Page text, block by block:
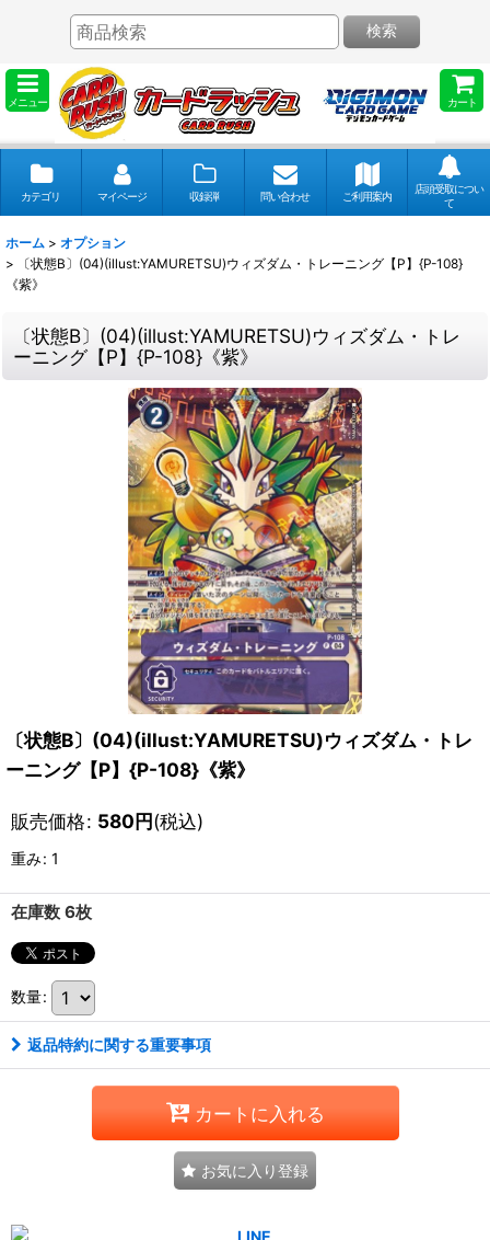
メニュー カート
検索
カテゴリ マイページ 収録弾 問い合わせ ご利用案内
店頭受取につい
て
ホーム > オプション
>
〔状態B〕(04)(illust:YAMURETSU)ウィズダム・トレーニング【P】{P-108}
《紫》
〔状態B〕(04)(illust:YAMURETSU)ウィズダム・トレ
ーニング【P】{P-108}《紫》
〔状態B〕(04)(illust:YAMURETSU)ウィズダム・トレ
ーニング【P】{P-108}《紫》
販売価格: 580円(税込)
重み: 1
在庫数 6枚
数量:
返品特約に関する重要事項
カートに入れる
お気に入り登録